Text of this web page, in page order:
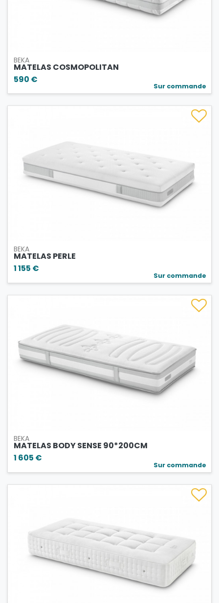
BEKA
MATELAS COSMOPOLITAN
590 €
Sur commande
BEKA
MATELAS PERLE
1 155 €
Sur commande
BEKA
MATELAS BODY SENSE 90*200CM
1 605 €
Sur commande